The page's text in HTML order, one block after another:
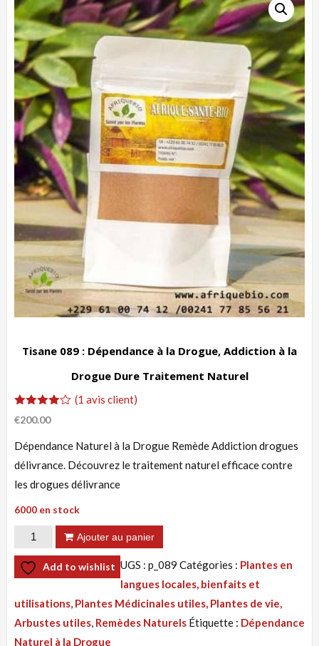
Tisane 089 : Dépendance à la Drogue, Addiction à la
Drogue Dure Traitement Naturel
Noté
4.00
basé
1
notation
client
(1 avis client)
€200.00
Dépendance Naturel à la Drogue Remède Addiction drogues
délivrance. Découvrez le traitement naturel efficace contre
les drogues délivrance
6000 en stock
quantité
de
Tisane
:
Dépendance
Ajouter au panier
Add to wishlist UGS : p_089 Catégories : Plantes en
langues locales, bienfaits et
utilisations, Plantes Médicinales utiles, Plantes de vie,
Arbustes utiles, Remèdes Naturels Étiquette : Dépendance
Naturel à la Drogue